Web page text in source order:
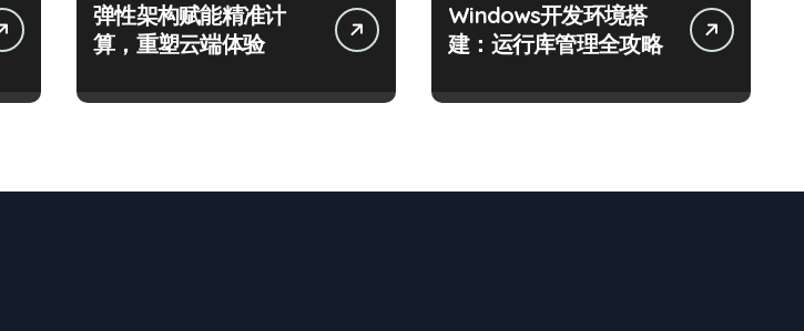
弹性架构赋能精准计
算，重塑云端体验
Windows开发环境搭
建：运行库管理全攻略